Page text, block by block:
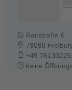
Raustraße 6
79098
+49 76130225
keine